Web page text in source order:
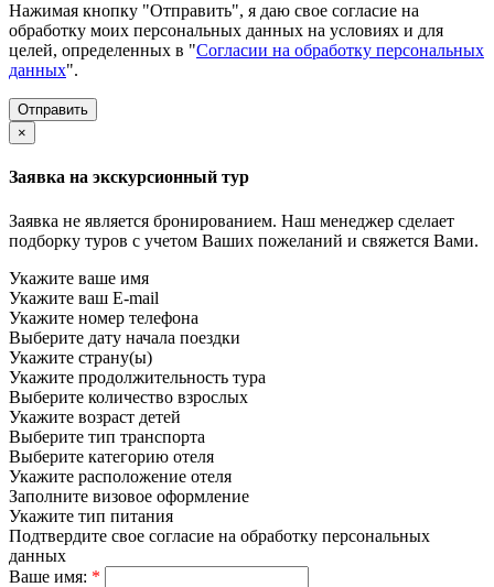
Нажимая кнопку "Отправить", я даю свое согласие на
обработку моих персональных данных на условиях и для
целей, определенных в "Согласии на обработку персональных
данных".
×
Заявка на экскурсионный тур
Заявка не является бронированием. Наш менеджер сделает
подборку туров с учетом Ваших пожеланий и свяжется Вами.
Укажите ваше имя
Укажите ваш E-mail
Укажите номер телефона
Выберите дату начала поездки
Укажите страну(ы)
Укажите продолжительность тура
Выберите количество взрослых
Укажите возраст детей
Выберите тип транспорта
Выберите категорию отеля
Укажите расположение отеля
Заполните визовое оформление
Укажите тип питания
Подтвердите свое согласие на обработку персональных
данных
Ваше имя: *